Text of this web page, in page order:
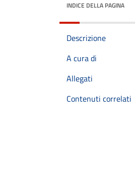
INDICE DELLA PAGINA
Descrizione
A cura di
Allegati
Contenuti correlati